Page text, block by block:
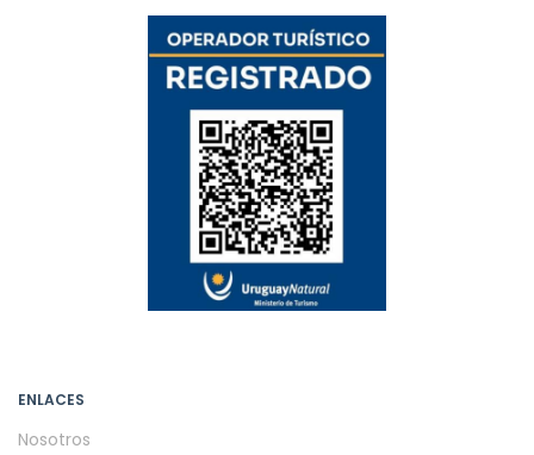
ENLACES
Nosotros